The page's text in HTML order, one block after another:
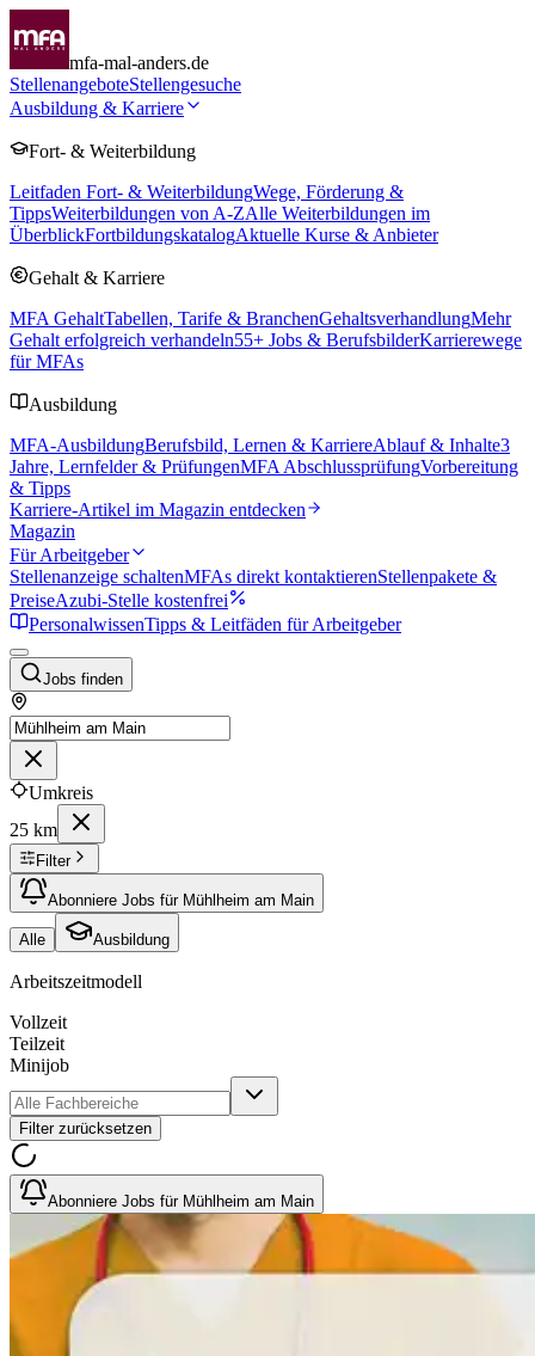
mfa-mal-anders.de
StellenangeboteStellengesuche
Ausbildung & Karriere
Fort- & Weiterbildung
Leitfaden Fort- & WeiterbildungWege, Förderung &
TippsWeiterbildungen von A-ZAlle Weiterbildungen im
ÜberblickFortbildungskatalogAktuelle Kurse & Anbieter
Gehalt & Karriere
MFA GehaltTabellen, Tarife & BranchenGehaltsverhandlungMehr
Gehalt erfolgreich verhandeln55+ Jobs & BerufsbilderKarrierewege
für MFAs
Ausbildung
MFA-AusbildungBerufsbild, Lernen & KarriereAblauf & Inhalte3
Jahre, Lernfelder & PrüfungenMFA AbschlussprüfungVorbereitung
& Tipps
Karriere-Artikel im Magazin entdecken
Magazin
Für Arbeitgeber
Stellenanzeige schaltenMFAs direkt kontaktierenStellenpakete &
PreiseAzubi-Stelle kostenfrei
PersonalwissenTipps & Leitfäden für Arbeitgeber
Jobs finden
Umkreis
25 km
Filter
Abonniere Jobs für Mühlheim am Main
Alle Ausbildung
Arbeitszeitmodell
Vollzeit
Teilzeit
Minijob
Filter zurücksetzen
Abonniere Jobs für Mühlheim am Main